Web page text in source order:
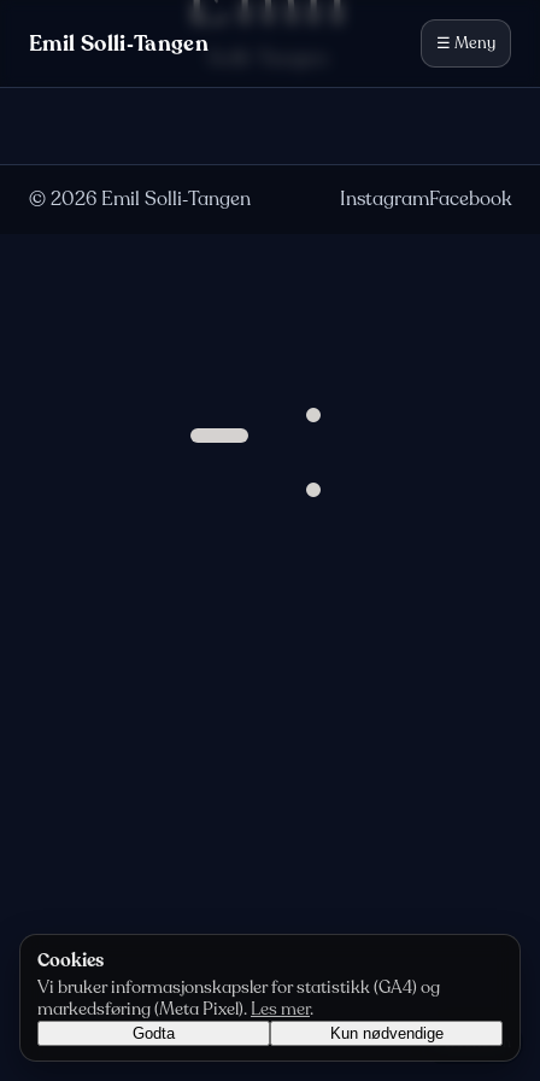
Emil Solli‑Tangen ☰ Meny
Solli-Tangen
©2026 Emil Solli‑Tangen InstagramFacebook
Personvern
Cookies
Vi bruker informasjonskapsler for statistikk (GA4) og
markedsføring (Meta Pixel). Les mer.
Godta Kun nødvendige